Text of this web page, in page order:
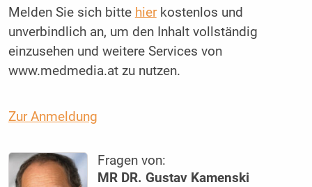
Melden Sie sich bitte hierkostenlos und
unverbindlich an, um den Inhalt vollständig
einzusehen und weitere Services von
www.medmedia.at zu nutzen.
Zur Anmeldung
Fragen von:
MR DR. Gustav Kamenski